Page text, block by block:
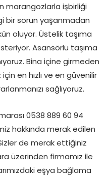
marangozlarla işbirliği
bir sorun yaşanmadan
oluyor. Üstelik taşıma
Asansörlü taşıma
Bina içine girmeden
en hızlı ve en güvenilir
sağlıyoruz.
0538 889 60 94
hakkında merak edilen
de merak ettiğiniz
üzerinden firmamız ile
eşya bağlama